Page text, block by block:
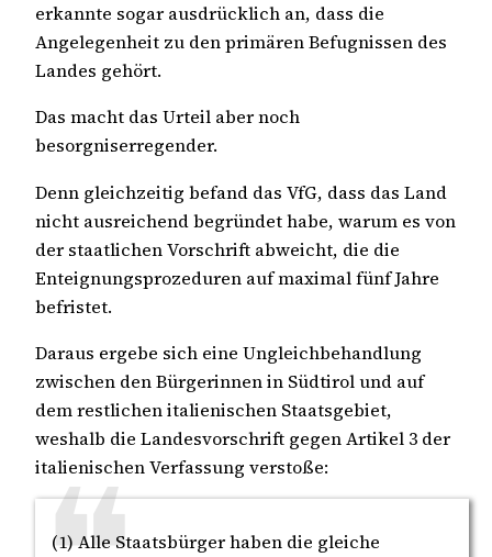
erkannte sogar ausdrücklich an, dass die
Angelegenheit zu den primären Befugnissen des
Landes gehört.
Das macht das Urteil aber noch
besorgniserregender.
Denn gleichzeitig befand das VfG, dass das Land
nicht ausreichend begründet habe, warum es von
der staatlichen Vorschrift abweicht, die die
Enteignungsprozeduren auf maximal fünf Jahre
befristet.
Daraus ergebe sich eine Ungleichbehandlung
zwischen den Bürgerinnen in Südtirol und auf
dem restlichen italienischen Staatsgebiet,
weshalb die Landesvorschrift gegen Artikel 3 der
italienischen Verfassung verstoße:
(1) Alle Staatsbürger haben die gleiche